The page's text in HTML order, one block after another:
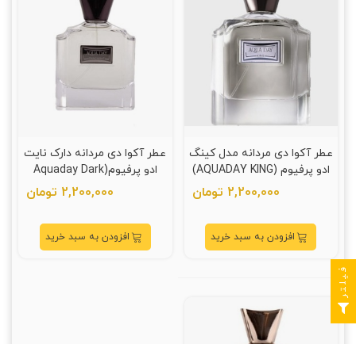
عطر آکوا دی مردانه مدل کینگ
ادو پرفيوم (AQUADAY KING)
2,200,000 تومان
افزودن به سبد خرید
عطر آکوا دی مردانه دارک نایت
ادو پرفيوم(Aquaday Dark
Night)
2,200,000 تومان
افزودن به سبد خرید
فیلتر